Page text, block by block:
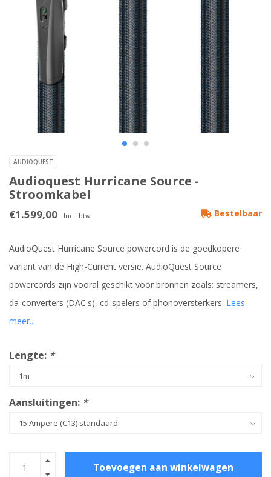
AUDIOQUEST
Audioquest Hurricane Source -
Stroomkabel
€1.599,00 Incl. btw Bestelbaar
AudioQuest Hurricane Source powercord is de goedkopere
variant van de High-Current versie. AudioQuest Source
powercords zijn vooral geschikt voor bronnen zoals: streamers,
da-converters (DAC's), cd-spelers of phonoversterkers. Lees
meer..
Lengte: *
Aansluitingen: *
Toevoegen aan winkelwagen